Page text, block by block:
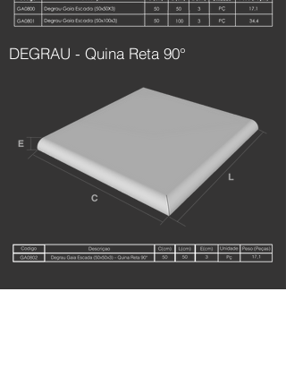
DEGRAU - Quina Reta 90°